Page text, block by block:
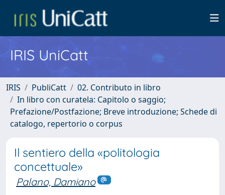
IRIS UniCatt
IRIS PubliCatt
02. Contributo in libro
In libro con curatela: Capitolo o saggio;
Prefazione/Postfazione; Breve introduzione; Schede di
catalogo, repertorio o corpus
Il sentiero della «politologia
concettuale»
Palano, Damiano